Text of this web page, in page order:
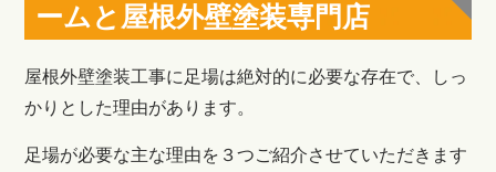
ームと屋根外壁塗装専門店
屋根外壁塗装工事に足場は絶対的に必要な存在で、しっ
かりとした理由があります。
足場が必要な主な理由を３つご紹介させていただきます